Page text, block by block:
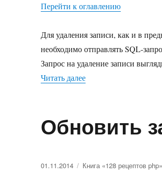
Перейти к оглавлению
Для удаления записи, как и в
необходимо отправлять SQL-
Запрос на удаление записи
Читать далее
Обновить
Опубликовано
01.11.2014 Рубрики
Книга «128 рецептов php»